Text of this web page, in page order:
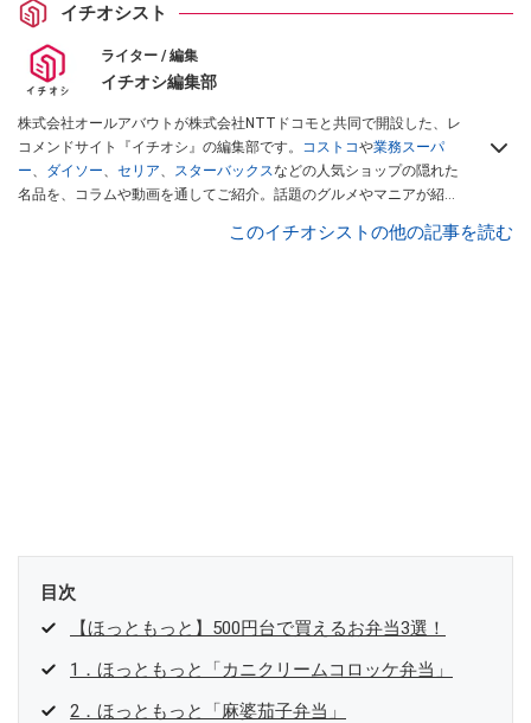
イチオシスト
ライター / 編集
イチオシ編集部
株式会社オールアバウトが株式会社NTTドコモと共同で開設した、レ
コメンドサイト『イチオシ』の編集部です。 コストコや業務スーパ
ー、 ダイソー、 セリア、 スターバックスなどの人気ショップの隠れた
名品を、コラムや動画を通してご紹介。話題のグルメやマニアが紹介
インフルエンサーが実際に使用してレビューしています。毎日トレン
このイチオシストの他の記事を読む
目次
【ほっともっと】500円台で買えるお弁当3選！
1．ほっともっと「カニクリームコロッケ弁当」
2．ほっともっと「麻婆茄子弁当」